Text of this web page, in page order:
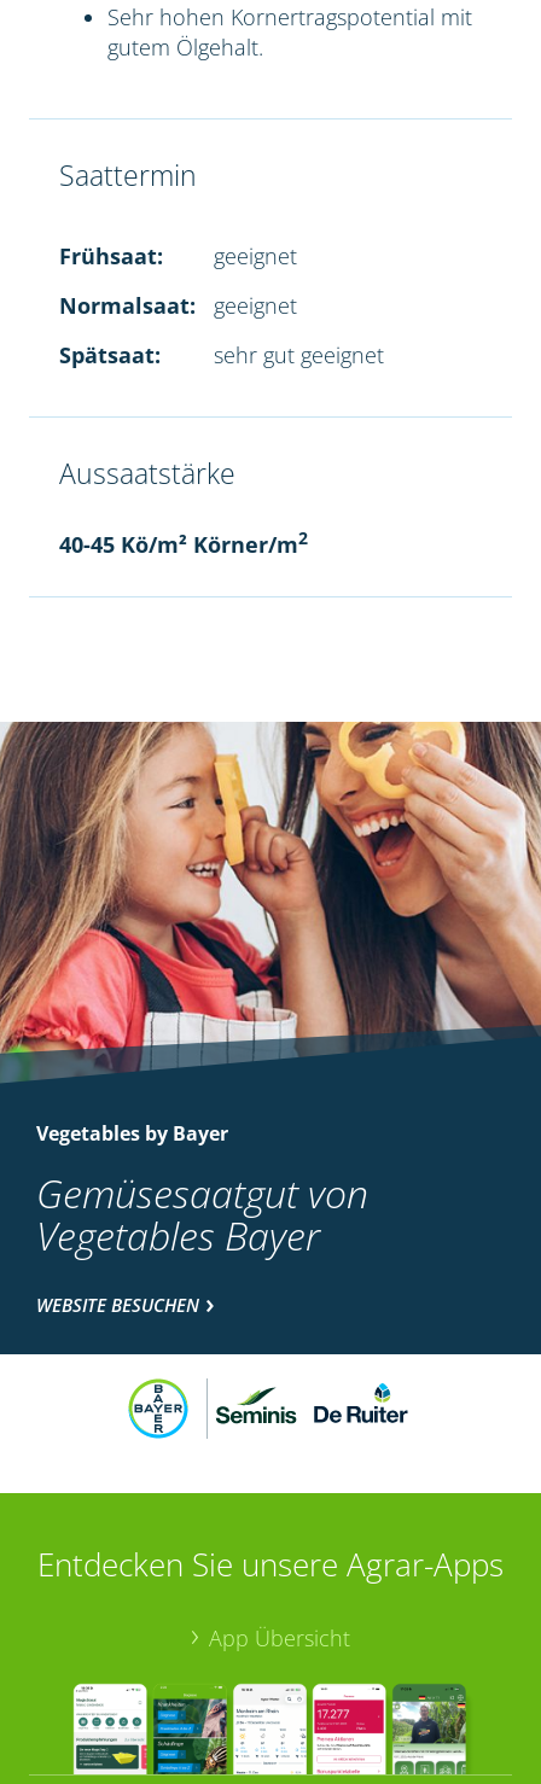
Sehr hohen Kornertragspotential mit
gutem Ölgehalt.
Saattermin
Frühsaat:
geeignet
Normalsaat:
geeignet
Spätsaat:
sehr gut geeignet
Aussaatstärke
40-45 Kö/m² Körner/m2
Vegetables by Bayer
Gemüsesaatgut von
Vegetables Bayer
WEBSITE BESUCHEN
Entdecken Sie unsere Agrar-Apps
App Übersicht